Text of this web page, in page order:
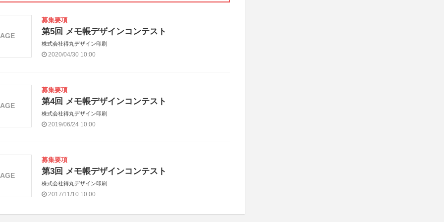
募集要項
第5回 メモ帳デザインコンテスト
株式会社得丸デザイン印刷
2020/04/30 10:00
募集要項
第4回 メモ帳デザインコンテスト
株式会社得丸デザイン印刷
2019/06/24 10:00
募集要項
第3回 メモ帳デザインコンテスト
株式会社得丸デザイン印刷
2017/11/10 10:00